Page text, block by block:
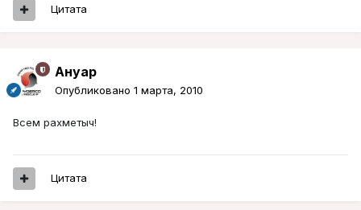
Цитата
Ануар
Опубликовано 1 марта, 2010
Всем рахметыч!
Цитата